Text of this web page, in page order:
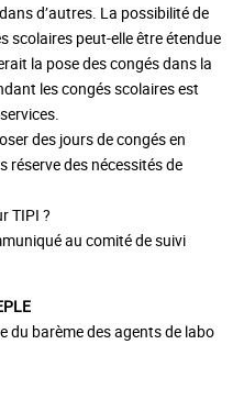
d’autres. La possibilité de
scolaires peut-elle être étendue
la pose des congés dans la
les congés scolaires est
des jours de congés en
réserve des nécessités de
TIPI ?
au comité de suivi
du barème des agents de labo